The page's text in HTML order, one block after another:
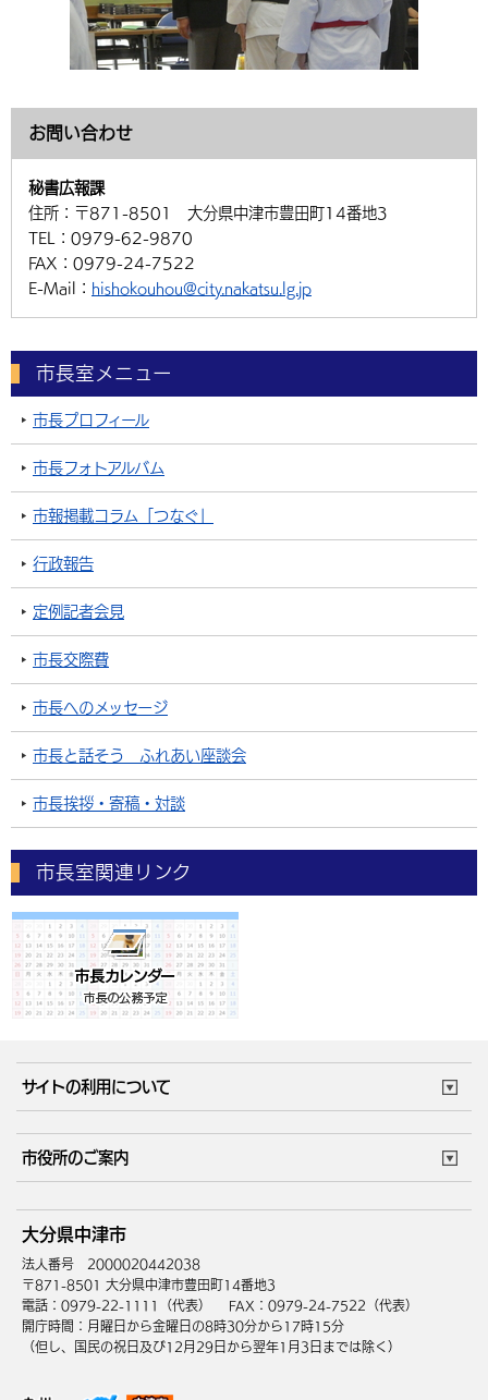
お問い合わせ
秘書広報課
住所： 〒871-8501 大分県中津市豊田町14番地3
TEL： 0979-62-9870
FAX： 0979-24-7522
E-Mail： hishokouhou@city.nakatsu.lg.jp
市長室メニュー
市長プロフィール
市長フォトアルバム
市報掲載コラム「つなぐ」
行政報告
定例記者会見
市長交際費
市長へのメッセージ
市長と話そう ふれあい座談会
市長挨拶・寄稿・対談
市長室関連リンク
サイトの利用について
サイトマップ
市役所のご案内
庁舎地図 組織案内
中津市へのアクセス
大分県中津市
法人番号 2000020442038
〒871-8501 大分県中津市豊田町14番地3
電話：0979-22-1111（代表）
FAX：0979-24-7522（代表）
開庁時間：月曜日から金曜日の8時30分から17時15分
（但し、国民の祝日及び12月29日から翌年1月3日までは除く）